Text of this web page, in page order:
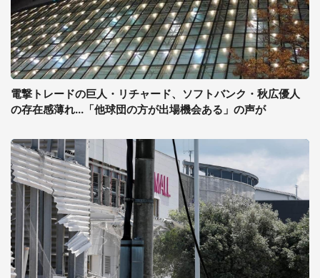
電撃トレードの巨人・リチャード、ソフトバンク・秋広優人
の存在感薄れ...「他球団の方が出場機会ある」の声が